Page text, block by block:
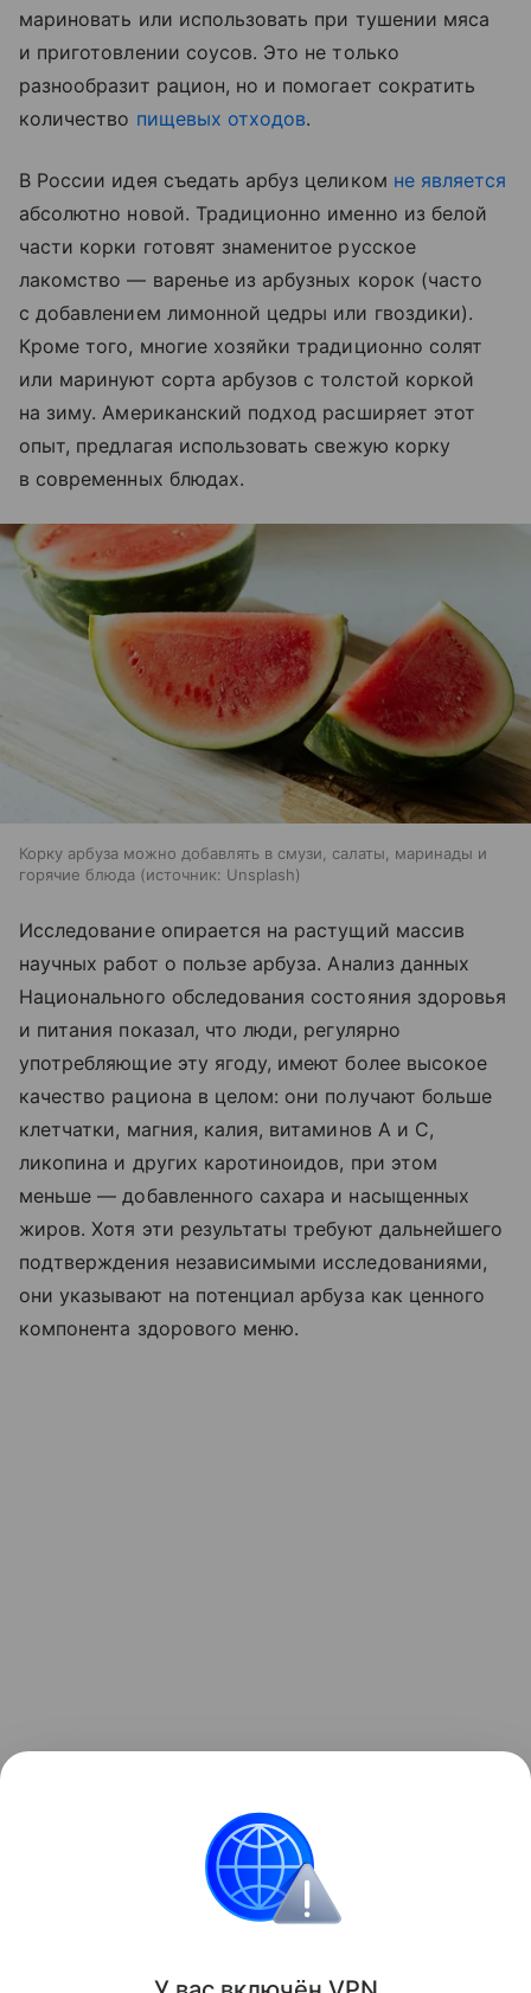
мариновать или использовать при тушении мяса
и приготовлении соусов. Это не только
разнообразит рацион, но и помогает сократить
количество пищевых отходов.
В России идея съедать арбуз целиком не является
абсолютно новой. Традиционно именно из белой
части корки готовят знаменитое русское
лакомство — варенье из арбузных корок (часто
с добавлением лимонной цедры или гвоздики).
Кроме того, многие хозяйки традиционно солят
или маринуют сорта арбузов с толстой коркой
на зиму. Американский подход расширяет этот
опыт, предлагая использовать свежую корку
в современных блюдах.
Корку арбуза можно добавлять в смузи, салаты, маринады и
горячие блюда
источник: Unsplash
Исследование опирается на растущий массив
научных работ о пользе арбуза. Анализ данных
Национального обследования состояния здоровья
и питания показал, что люди, регулярно
употребляющие эту ягоду, имеют более высокое
качество рациона в целом: они получают больше
клетчатки, магния, калия, витаминов А и С,
ликопина и других каротиноидов, при этом
меньше — добавленного сахара и насыщенных
жиров. Хотя эти результаты требуют дальнейшего
подтверждения независимыми исследованиями,
они указывают на потенциал арбуза как ценного
компонента здорового меню.
А ранее мы уже рассказывали, какие продукты
нельзя вместе хранитьвхолодильнике